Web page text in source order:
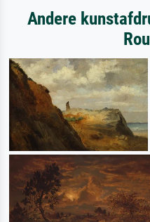
Andere